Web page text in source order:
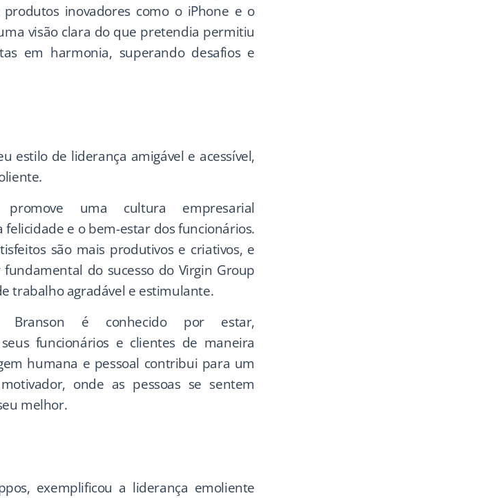
inovadores como o iPhone e o
visão clara do que pretendia permitiu
em harmonia, superando desafios e
estilo de liderança amigável e acessível,
uma cultura empresarial
e o bem-estar dos funcionários.
são mais produtivos e criativos, e
do sucesso do Virgin Group
trabalho agradável e estimulante.
é conhecido por estar,
funcionários e clientes de maneira
humana e pessoal contribui para um
onde as pessoas se sentem
melhor.
exemplificou a liderança emoliente